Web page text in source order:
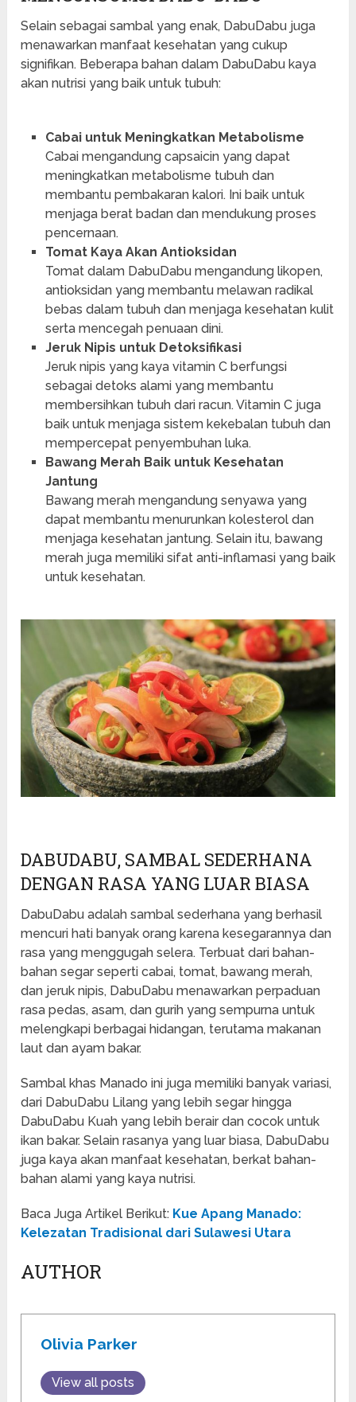
Selain sebagai sambal yang enak, DabuDabu juga
menawarkan manfaat kesehatan yang cukup
signifikan. Beberapa bahan dalam DabuDabu kaya
akan nutrisi yang baik untuk tubuh:
Cabai untuk Meningkatkan Metabolisme
Cabai mengandung capsaicin yang dapat
meningkatkan metabolisme tubuh dan
membantu pembakaran kalori. Ini baik untuk
menjaga berat badan dan mendukung proses
pencernaan.
Tomat Kaya Akan Antioksidan
Tomat dalam DabuDabu mengandung likopen,
antioksidan yang membantu melawan radikal
bebas dalam tubuh dan menjaga kesehatan kulit
serta mencegah penuaan dini.
Jeruk Nipis untuk Detoksifikasi
Jeruk nipis yang kaya vitamin C berfungsi
sebagai detoks alami yang membantu
membersihkan tubuh dari racun. Vitamin C juga
baik untuk menjaga sistem kekebalan tubuh dan
mempercepat penyembuhan luka.
Bawang Merah Baik untuk Kesehatan
Jantung
Bawang merah mengandung senyawa yang
dapat membantu menurunkan kolesterol dan
menjaga kesehatan jantung. Selain itu, bawang
merah juga memiliki sifat anti-inflamasi yang baik
untuk kesehatan.
DABUDABU, SAMBAL SEDERHANA
DENGAN RASA YANG LUAR BIASA
DabuDabu adalah sambal sederhana yang berhasil
mencuri hati banyak orang karena kesegarannya dan
rasa yang menggugah selera. Terbuat dari bahan-
bahan segar seperti cabai, tomat, bawang merah,
dan jeruk nipis, DabuDabu menawarkan perpaduan
rasa pedas, asam, dan gurih yang sempurna untuk
melengkapi berbagai hidangan, terutama makanan
laut dan ayam bakar.
Sambal khas Manado ini juga memiliki banyak variasi,
dari DabuDabu Lilang yang lebih segar hingga
DabuDabu Kuah yang lebih berair dan cocok untuk
ikan bakar. Selain rasanya yang luar biasa, DabuDabu
juga kaya akan manfaat kesehatan, berkat bahan-
bahan alami yang kaya nutrisi.
Baca Juga Artikel Berikut: Kue Apang Manado:
Kelezatan Tradisional dari Sulawesi Utara
AUTHOR
Olivia Parker
View all posts